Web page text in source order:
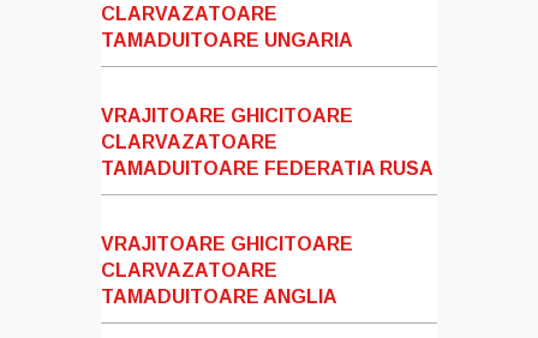
CLARVAZATOARE
TAMADUITOARE UNGARIA
VRAJITOARE GHICITOARE
CLARVAZATOARE
TAMADUITOARE FEDERATIA RUSA
VRAJITOARE GHICITOARE
CLARVAZATOARE
TAMADUITOARE ANGLIA